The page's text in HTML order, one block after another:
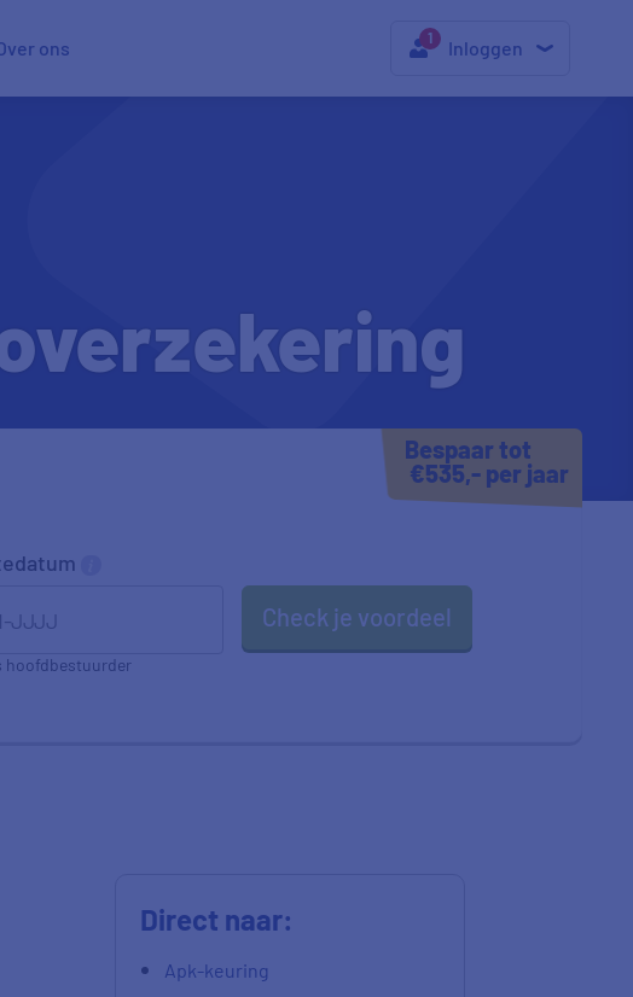
ons Inloggen
JJJJ
hoofdbestuurder
Check je voordeel
Bespaar tot
€535,- per jaar
Direct naar:
Apk-keuring